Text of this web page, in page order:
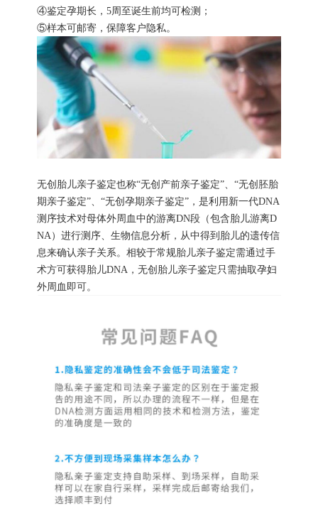
④鉴定孕期长，5周至诞生前均可检测；
⑤样本可邮寄，保障客户隐私。
无创胎儿亲子鉴定也称“无创产前亲子鉴定”、“无创胚胎
期亲子鉴定”、“无创孕期亲子鉴定”，是利用新一代DNA
测序技术对母体外周血中的游离DN段（包含胎儿游离D
NA）进行测序、生物信息分析，从中得到胎儿的遗传信
息来确认亲子关系。相较于常规胎儿亲子鉴定需通过手
术方可获得胎儿DNA，无创胎儿亲子鉴定只需抽取孕妇
外周血即可。